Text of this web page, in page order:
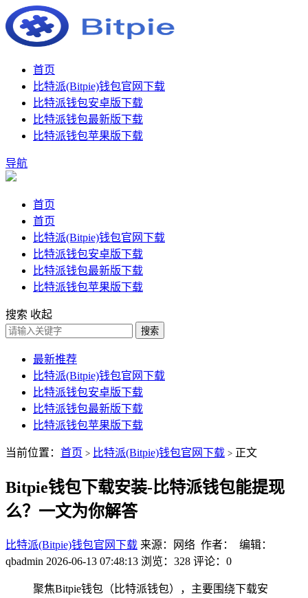
首页
比特派(Bitpie)钱包官网下载
比特派钱包安卓版下载
比特派钱包最新版下载
比特派钱包苹果版下载
导航
首页
首页
比特派(Bitpie)钱包官网下载
比特派钱包安卓版下载
比特派钱包最新版下载
比特派钱包苹果版下载
搜索 收起
搜索
最新推荐
比特派(Bitpie)钱包官网下载
比特派钱包安卓版下载
比特派钱包最新版下载
比特派钱包苹果版下载
当前位置： 首页 > 比特派(Bitpie)钱包官网下载 > 正文
Bitpie钱包下载安装-比特派钱包能提现
么？一文为你解答
比特派(Bitpie)钱包官网下载 来源：网络 作者： 编辑：
qbadmin 2026-06-13 07:48:13 浏览：328 评论：0
聚焦Bitpie钱包（比特派钱包），主要围绕下载安